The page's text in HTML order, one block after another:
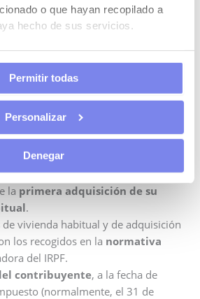
o que hayan recopilado a
hecho de sus servicios.
Permitir todas
Personalizar
Denegar
del terrorismo
Por primera adquisición de su
contribuyentes de edad igual o
debes tener en cuenta lo
la primera adquisición de su
.
de vivienda habitual y de adquisición
los recogidos en la normativa
del IRPF.
contribuyente, a la fecha de
(normalmente, el 31 de